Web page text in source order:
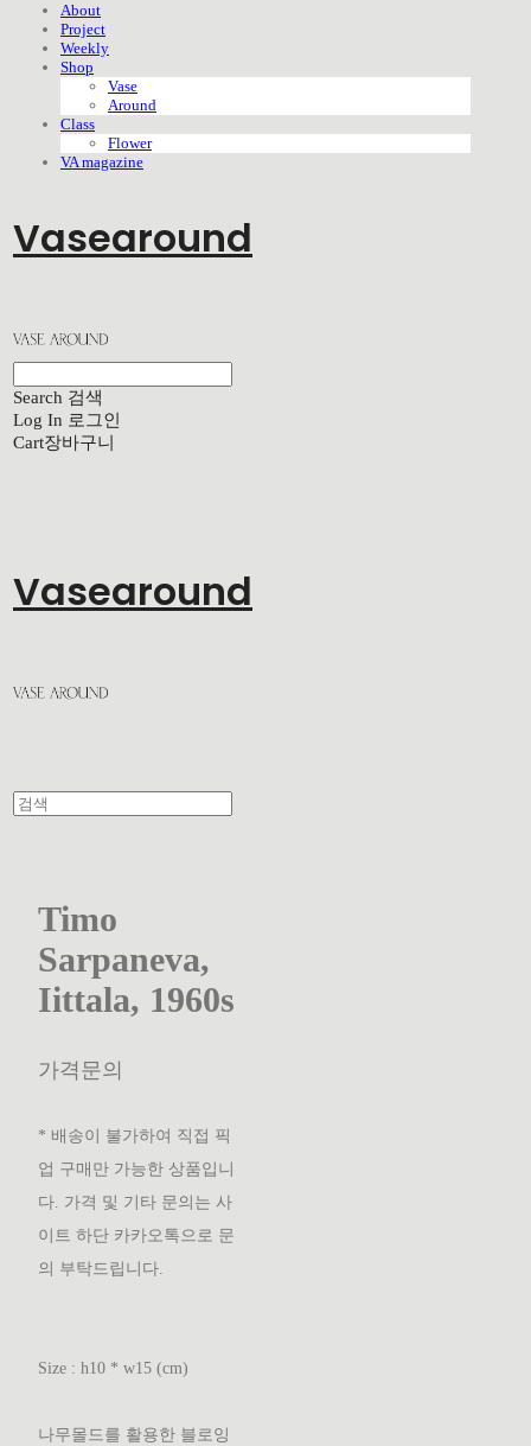
About
Project
Weekly
Shop
Vase
Around
Class
Flower
VA magazine
Vasearound
Search 검색
Log In 로그인
Cart장바구니
Vasearound
Timo
Sarpaneva,
Iittala, 1960s
가격문의
* 배송이 불가하여 직접 픽
업 구매만 가능한 상품입니
다. 가격 및 기타 문의는 사
이트 하단 카카오톡으로 문
의 부탁드립니다.
Size : h10 * w15 (cm)
나무몰드를 활용한 블로잉